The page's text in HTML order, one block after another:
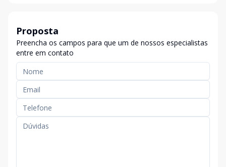
Proposta
Preencha os campos para que um de nossos especialistas
entre em contato